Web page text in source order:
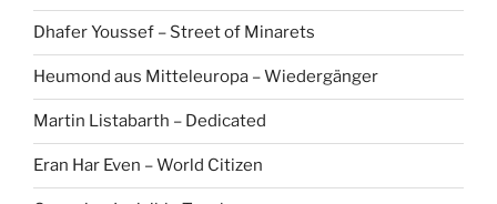
Dhafer Youssef – Street of Minarets
Heumond aus Mitteleuropa – Wiedergänger
Martin Listabarth – Dedicated
Eran Har Even – World Citizen